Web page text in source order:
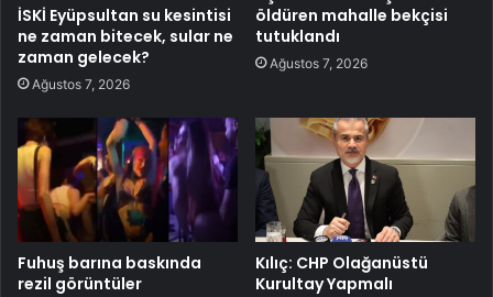
İSKİ Eyüpsultan su kesintisi
ne zaman bitecek, sular ne
zaman gelecek?
Ağustos 7, 2026
öldüren mahalle bekçisi
tutuklandı
Ağustos 7, 2026
Fuhuş barına baskında
rezil görüntüler
Kılıç: CHP Olağanüstü
Kurultay Yapmalı